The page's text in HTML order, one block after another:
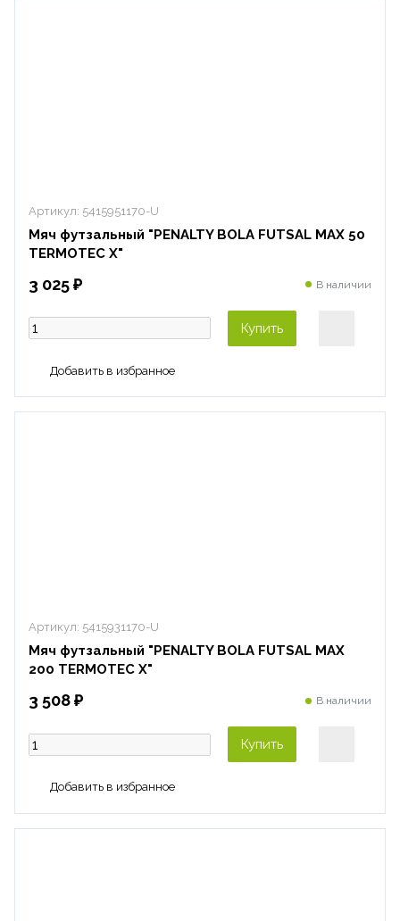
Артикул: 5415951170-U
Мяч футзальный "PENALTY BOLA FUTSAL MAX 50
TERMOTEC X"
3 025 ₽ В наличии
Купить
Артикул: 5415931170-U
Мяч футзальный "PENALTY BOLA FUTSAL MAX
200 TERMOTEC X"
3 508 ₽ В наличии
Купить